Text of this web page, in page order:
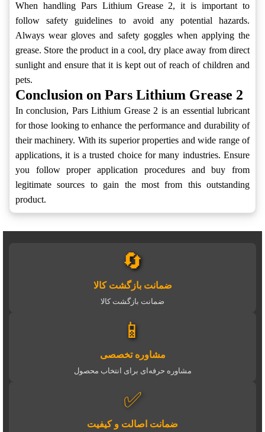
When handling Pars Lithium Grease 2, it is important to
follow safety guidelines to avoid any potential hazards.
Always wear gloves and safety goggles when applying the
grease. Store the product in a cool, dry place away from direct
sunlight and ensure that it is kept out of reach of children and
pets.
Conclusion on Pars Lithium Grease 2
In conclusion, Pars Lithium Grease 2 is an essential lubricant
for those looking to enhance the performance and durability of
their machinery. With its superior properties and wide range of
applications, it is a trusted choice for many industries. Ensure
you follow proper application procedures and buy from
legitimate sources to gain the most from this outstanding
product.
🔄
ضمانت بازگشت کالا
ضمانت بازگشت کالا
📱
مشاوره تخصصی
مشاوره حرفه‌ای برای انتخاب محصول
✅
ضمانت اصالت و کیفیت